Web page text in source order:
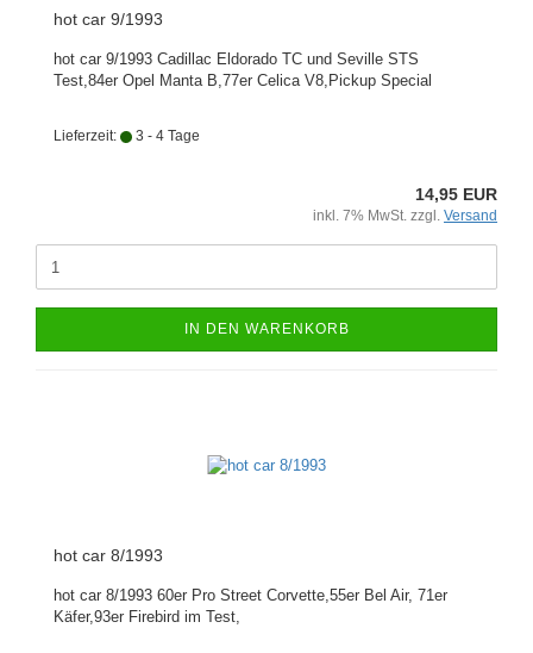
hot car 9/1993
hot car 9/1993 Cadillac Eldorado TC und Seville STS
Test,84er Opel Manta B,77er Celica V8,Pickup Special
Lieferzeit: 3 - 4 Tage
14,95 EUR
inkl. 7% MwSt. zzgl. Versand
IN DEN WARENKORB
hot car 8/1993
hot car 8/1993 60er Pro Street Corvette,55er Bel Air, 71er
Käfer,93er Firebird im Test,